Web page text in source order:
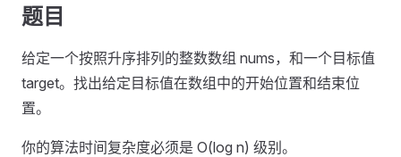
题目
给定一个按照升序排列的整数数组 nums，和一个目标值
target。找出给定目标值在数组中的开始位置和结束位
置。
你的算法时间复杂度必须是 O(log n) 级别。